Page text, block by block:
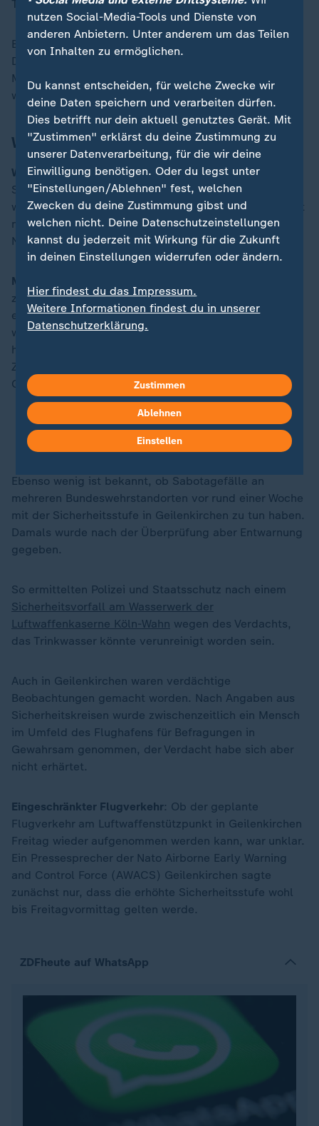
Tag. Am Wochenende werde nicht geflogen.
Bereits im Juli herrschte auf US-Militärstützpunkten in
Deutschland und anderen europäischen Ländern
Medienberichten zufolge erhöhte Alarmbereitschaft
wegen Terrorgefahr.
Was ist nicht bekannt?
Was dahintersteckt: Warum schlussendlich die
Sicherheitsstufe in Geilenkirchen erhöht wurde und
was dahinterstecken könnte, darüber kann man zurzeit
nur spekulieren. Polizei, Verteidigungsministerium und
Nato machten dazu keine Angaben.
Mögliche Zusammenhänge:
zuvor mehrere Drohnen nach Medienberichten über
einem Industriegelände in Brunsbüttel gesichtet
worden. Woher sie stammen und welches Ziel sie
hatten, ist unbekannt. Ob dies in einem
Zusammenhang mit der erhöhten Sicherheitsstufe in
Geilenkirchen steht, ist nicht bekannt.
Kann sich Europa ohne die USA verteidigen?
Ex-Nato-Strategin vermisst Plan gegen Russland
Ebenso wenig ist bekannt, ob Sabotagefälle an
mehreren Bundeswehrstandorten vor rund einer Woche
mit der Sicherheitsstufe in Geilenkirchen zu tun haben.
Damals wurde nach der Überprüfung aber Entwarnung
gegeben.
So ermittelten Polizei und Staatsschutz nach einem
Sicherheitsvorfall am Wasserwerk der
Luftwaffenkaserne Köln-Wahn wegen des Verdachts,
das Trinkwasser könnte verunreinigt worden sein.
Auch in Geilenkirchen waren verdächtige
Beobachtungen gemacht worden. Nach Angaben aus
Sicherheitskreisen wurde zwischenzeitlich ein Mensch
im Umfeld des Flughafens für Befragungen in
Gewahrsam genommen, der Verdacht habe sich aber
nicht erhärtet.
Eingeschränkter Flugverkehr: Ob der geplante
Flugverkehr am Luftwaffenstützpunkt in Geilenkirchen
Freitag wieder aufgenommen werden kann, war unklar.
Ein Pressesprecher der Nato Airborne Early Warning
and Control Force (AWACS) Geilenkirchen sagte
zunächst nur, dass die erhöhte Sicherheitsstufe wohl
bis Freitagvormittag gelten werde.
ZDFheute auf WhatsApp
nutzen Social-Media-Tools und Dienste von
anderen Anbietern. Unter anderem um das Teilen
von Inhalten zu ermöglichen.
Du kannst entscheiden, für welche Zwecke wir
deine Daten speichern und verarbeiten dürfen.
Dies betrifft nur dein aktuell genutztes Gerät. Mit
"Zustimmen" erklärst du deine Zustimmung zu
unserer Datenverarbeitung, für die wir deine
Einwilligung benötigen. Oder du legst unter
"Einstellungen/Ablehnen" fest, welchen
Zwecken du deine Zustimmung gibst und
welchen nicht. Deine Datenschutzeinstellungen
kannst du jederzeit mit Wirkung für die Zukunft
in deinen Einstellungen widerrufen oder ändern.
Hier findest du das Impressum.
Weitere Informationen findest du in unserer
Datenschutzerklärung.
Zustimmen
Ablehnen
Einstellen